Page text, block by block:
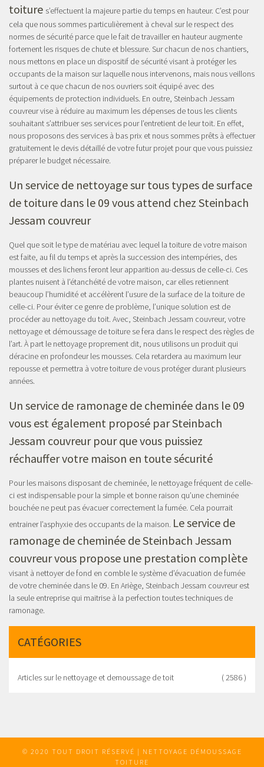
toiture s’effectuent la majeure partie du temps en hauteur. C’est pour
cela que nous sommes particulièrement à cheval sur le respect des
normes de sécurité parce que le fait de travailler en hauteur augmente
fortement les risques de chute et blessure. Sur chacun de nos chantiers,
nous mettons en place un dispositif de sécurité visant à protéger les
occupants de la maison sur laquelle nous intervenons, mais nous veillons
surtout à ce que chacun de nos ouvriers soit équipé avec des
équipements de protection individuels. En outre, Steinbach Jessam
couvreur vise à réduire au maximum les dépenses de tous les clients
souhaitant s’attribuer ses services pour l’entretient de leur toit. En effet,
nous proposons des services à bas prix et nous sommes prêts à effectuer
gratuitement le devis détaillé de votre futur projet pour que vous puissiez
préparer le budget nécessaire.
Un service de nettoyage sur tous types de surface
de toiture dans le 09 vous attend chez Steinbach
Jessam couvreur
Quel que soit le type de matériau avec lequel la toiture de votre maison
est faite, au fil du temps et après la succession des intempéries, des
mousses et des lichens feront leur apparition au-dessus de celle-ci. Ces
plantes nuisent à l’étanchéité de votre maison, car elles retiennent
beaucoup l’humidité et accélèrent l’usure de la surface de la toiture de
celle-ci. Pour éviter ce genre de problème, l’unique solution est de
procéder au nettoyage du toit. Avec, Steinbach Jessam couvreur, votre
nettoyage et démoussage de toiture se fera dans le respect des règles de
l’art. À part le nettoyage proprement dit, nous utilisons un produit qui
déracine en profondeur les mousses. Cela retardera au maximum leur
repousse et permettra à votre toiture de vous protéger durant plusieurs
années.
Un service de ramonage de cheminée dans le 09
vous est également proposé par Steinbach
Jessam couvreur pour que vous puissiez
réchauffer votre maison en toute sécurité
Pour les maisons disposant de cheminée, le nettoyage fréquent de celle-
ci est indispensable pour la simple et bonne raison qu’une cheminée
bouchée ne peut pas évacuer correctement la fumée. Cela pourrait
entrainer l’asphyxie des occupants de la maison. Le service de
ramonage de cheminée de Steinbach Jessam
couvreur vous propose une prestation complète
visant à nettoyer de fond en comble le système d’évacuation de fumée
de votre cheminée dans le 09. En Ariège, Steinbach Jessam couvreur est
la seule entreprise qui maitrise à la perfection toutes techniques de
ramonage.
CATÉGORIES
Articles sur le nettoyage et demoussage de toit ( 2586 )
© 2020 TOUT DROIT RÉSERVÉ | NETTOYAGE DÉMOUSSAGE
TOITURE